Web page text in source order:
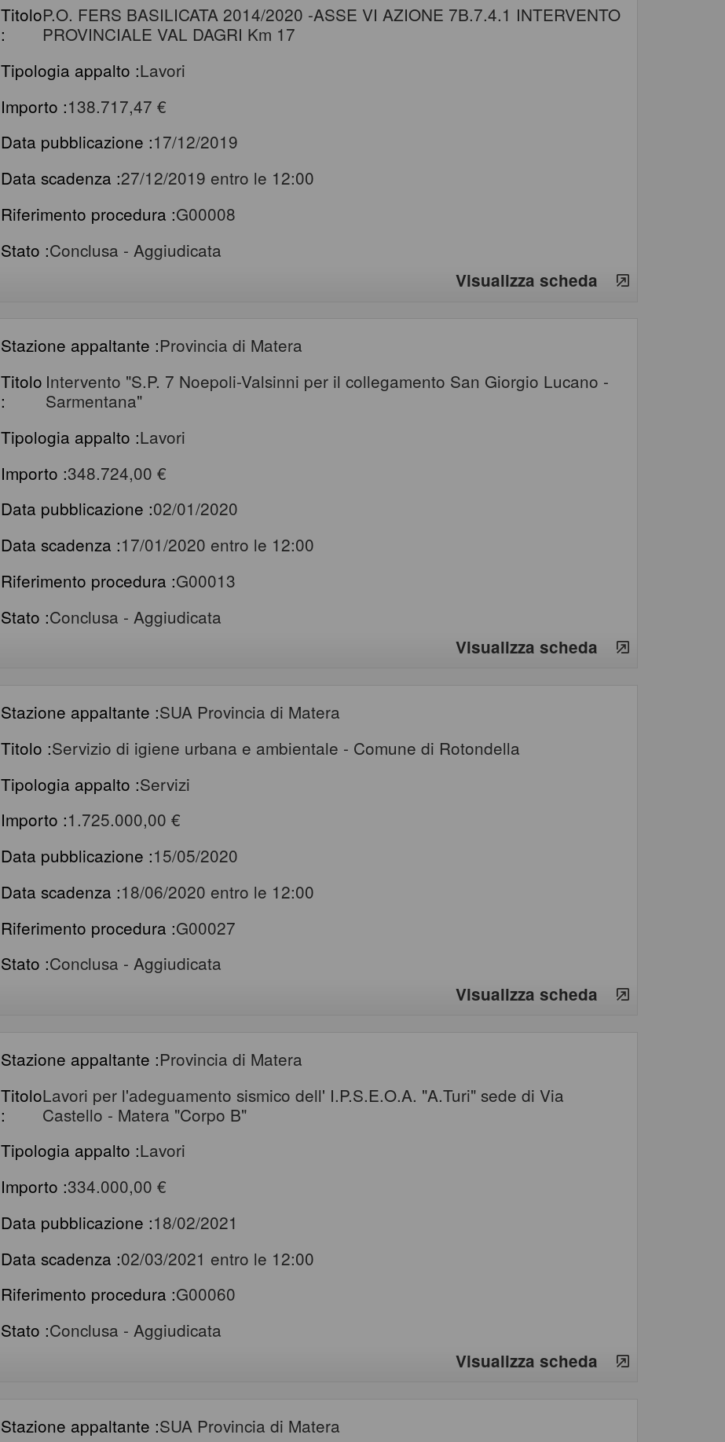
Titolo
:
P.O. FERS BASILICATA 2014/2020 -ASSE VI AZIONE 7B.7.4.1 INTERVENTO
PROVINCIALE VAL DAGRI Km 17
Tipologia appalto :Lavori
Importo :138.717,47 €
Data pubblicazione :17/12/2019
Data scadenza :27/12/2019 entro le 12:00
Riferimento procedura :G00008
Stato :Conclusa - Aggiudicata
Visualizza scheda
Stazione appaltante :Provincia di Matera
Titolo
:
Intervento "S.P. 7 Noepoli-Valsinni per il collegamento San Giorgio Lucano -
Sarmentana"
Tipologia appalto :Lavori
Importo :348.724,00 €
Data pubblicazione :02/01/2020
Data scadenza :17/01/2020 entro le 12:00
Riferimento procedura :G00013
Stato :Conclusa - Aggiudicata
Visualizza scheda
Stazione appaltante :SUA Provincia di Matera
Titolo :Servizio di igiene urbana e ambientale - Comune di Rotondella
Tipologia appalto :Servizi
Importo :1.725.000,00 €
Data pubblicazione :15/05/2020
Data scadenza :18/06/2020 entro le 12:00
Riferimento procedura :G00027
Stato :Conclusa - Aggiudicata
Visualizza scheda
Stazione appaltante :Provincia di Matera
Titolo
:
Lavori per l'adeguamento sismico dell' I.P.S.E.O.A. "A.Turi" sede di Via
Castello - Matera "Corpo B"
Tipologia appalto :Lavori
Importo :334.000,00 €
Data pubblicazione :18/02/2021
Data scadenza :02/03/2021 entro le 12:00
Riferimento procedura :G00060
Stato :Conclusa - Aggiudicata
Visualizza scheda
Stazione appaltante :SUA Provincia di Matera